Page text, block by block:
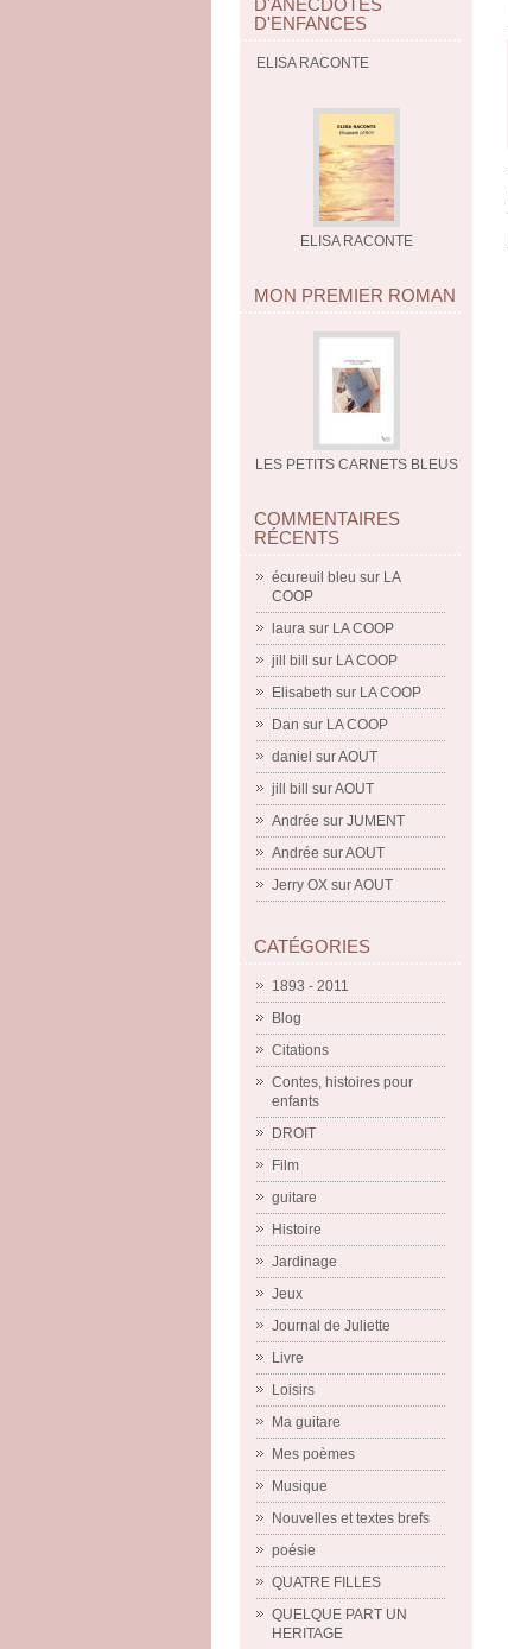
D'ANECDOTES
D'ENFANCES
ELISA RACONTE
ELISA RACONTE
MON PREMIER ROMAN
LES PETITS CARNETS BLEUS
COMMENTAIRES
RÉCENTS
écureuil bleu sur LA
COOP
laura sur LA COOP
jill bill
sur LA COOP
Elisabeth sur LA COOP
Dan sur LA COOP
daniel surAOUT
jill bill
surAOUT
Andrée sur JUMENT
Andrée surAOUT
Jerry OX surAOUT
CATÉGORIES
1893 - 2011
Blog
Citations
Contes, histoires pour
enfants
DROIT
Film
guitare
Histoire
Jardinage
Jeux
Journal de Juliette
Livre
Loisirs
Ma guitare
Mes poèmes
Musique
Nouvelles et textes brefs
poésie
QUATRE FILLES
QUELQUE PART UN
HERITAGE